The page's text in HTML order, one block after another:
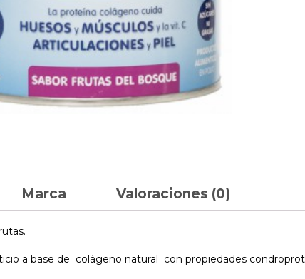
Marca Valoraciones (0)
a base de colágeno natural con propiedades